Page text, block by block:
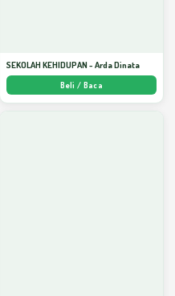
SEKOLAH KEHIDUPAN - Arda Dinata
Beli / Baca